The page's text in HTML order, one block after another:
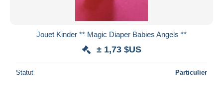
Jouet Kinder ** Magic Diaper Babies Angels **
± 1,73 $US
Statut Particulier